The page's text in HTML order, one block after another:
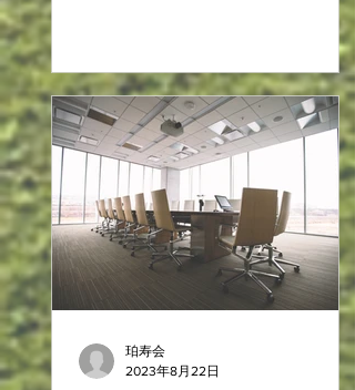
を募集します。 スキマバイトカレ
ンダーに求人が表示されます。 ご
興味ある方はスキマバイト応募フォ
ームか、施設まで直接ご応募下さ
い。...
珀寿会
2023年8月22日